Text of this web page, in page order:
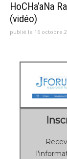
HoCHa’aNa
(vidéo)
publié le 16 octobre